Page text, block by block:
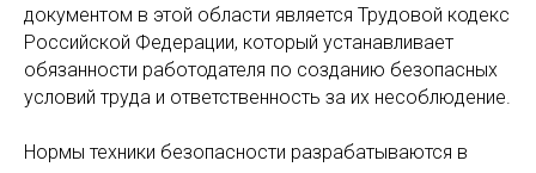
документом в этой области является Трудовой кодекс
Российской Федерации, который устанавливает
обязанности работодателя по созданию безопасных
условий труда и ответственность за их несоблюдение.
Нормы техники безопасности разрабатываются в